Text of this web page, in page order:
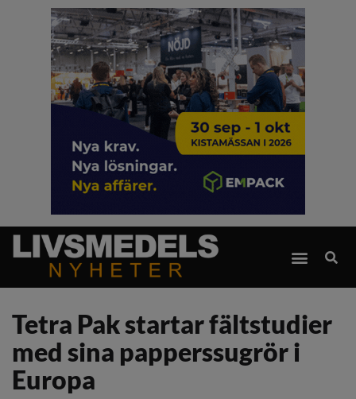
Tetra Pak startar fältstudier
med sina papperssugrör i
Europa